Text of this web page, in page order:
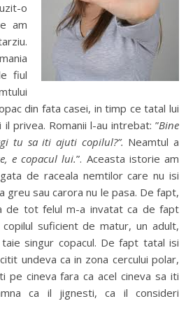
o
am
fiul
din fata casei, in timp ce tatal lui
privea. Romanii l-au intrebat: ”Bine
tu sa iti ajuti copilul?”. Neamtul a
e copacul lui.”. Aceasta istorie am
de raceala nemtilor care nu isi
greu sau carora nu le pasa. De fapt,
de tot felul m-a invatat ca de fapt
suficient de matur, un adult,
singur copacul. De fapt tatal isi
undeva ca in zona cercului polar,
pe cineva fara ca acel cineva sa iti
ca il jignesti, ca il consideri